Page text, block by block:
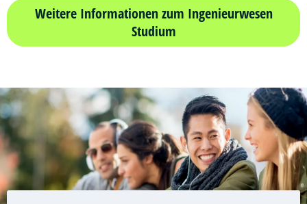
Weitere Informationen zum Ingenieurwesen
Studium